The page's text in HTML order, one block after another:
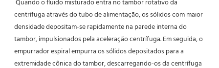
centrífuga através do tubo de alimentação, os sólidos com maior
densidade depositam-se rapidamente na parede interna do
tambor, impulsionados pela aceleração centrífuga. Em seguida, o
empurrador espiral empurra os sólidos depositados para a
extremidade cônica do tambor, descarregando-os da centrífuga